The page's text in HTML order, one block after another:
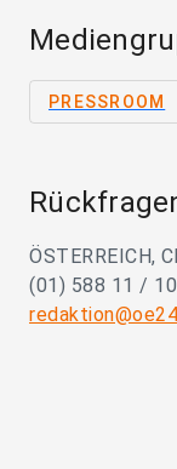
PRESSROOM
ÖSTERREICH,
(01) 588 11 /